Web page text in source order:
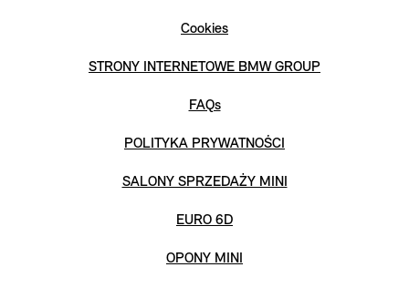
Cookies
STRONY INTERNETOWE BMW GROUP
FAQs
POLITYKA PRYWATNOŚCI
SALONY SPRZEDAŻY MINI
EURO 6D
OPONY MINI